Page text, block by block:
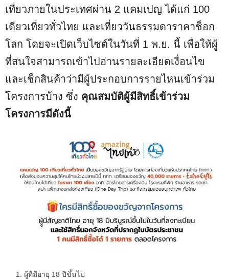
เที่ยวภายในประเทศผ่าน 2 แคมเปญ ได้แก่ 100
เดียวเที่ยวทั่วไทย และเที่ยววันธรรมดาราคาช็อก
โลก โดยจะเปิดเว็บไซต์ในวันที่ 1 พ.ย. นี้ เพื่อให้ผู้
ที่สนใจสามารถเข้าไปอ่านรายละเอียดเงื่อนไข
และเช็กสินค้าว่ามีผู้ประกอบการรายไหนเข้าร่วม
โครงการบ้าง ซึ่ง คุณสมบัติผู้มีสิทธิ์เข้าร่วม
โครงการมีดังนี้
ผู้ที่มีอายุ 18 ปีขึ้นไป